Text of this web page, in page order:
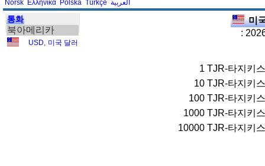
Norsk Ελληνικά Polska Türkçe العربية
통화
북아메리카
USD 미국 달러
미
:
1 TJR-타지키
10 TJR-타지키
100 TJR-타지키
1000 TJR-타지키
10000 TJR-타지키